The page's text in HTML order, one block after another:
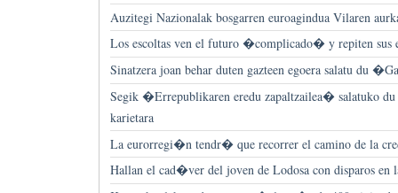
Auzitegi Nazionalak bosgarren euroagindua Vilaren
Los escoltas ven el futuro �complicado� y repiten sus
Sinatzera joan behar duten gazteen egoera salatu du
Segik �Errepublikaren eredu zapaltzailea� salatuko du
karietara
La eurorregi�n tendr� que recorrer el camino de la
Hallan el cad�ver del joven de Lodosa con disparos en